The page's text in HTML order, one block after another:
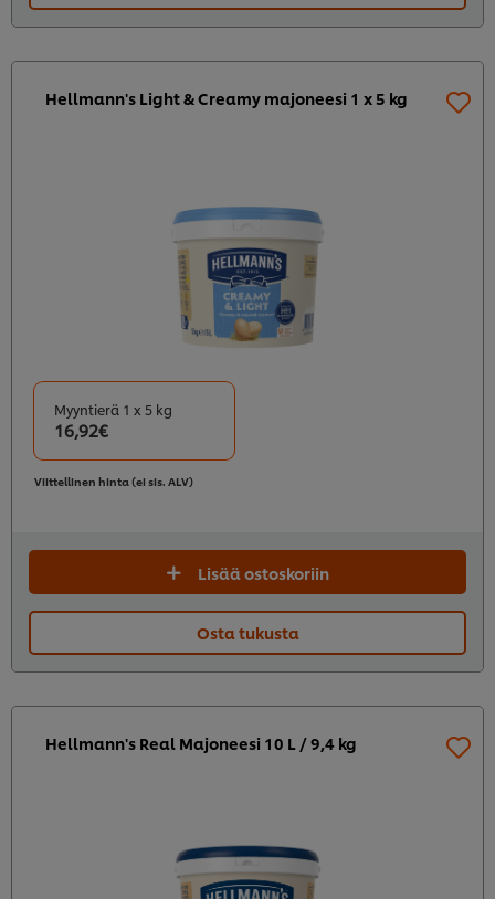
Hellmann's Light & Creamy majoneesi 1 x 5 kg
Myyntierä 1 x 5 kg
16,92€
Viittellinen hinta (ei sis. ALV)
Lisää ostoskoriin
Osta tukusta
Hellmann's Real Majoneesi 10 L / 9,4 kg